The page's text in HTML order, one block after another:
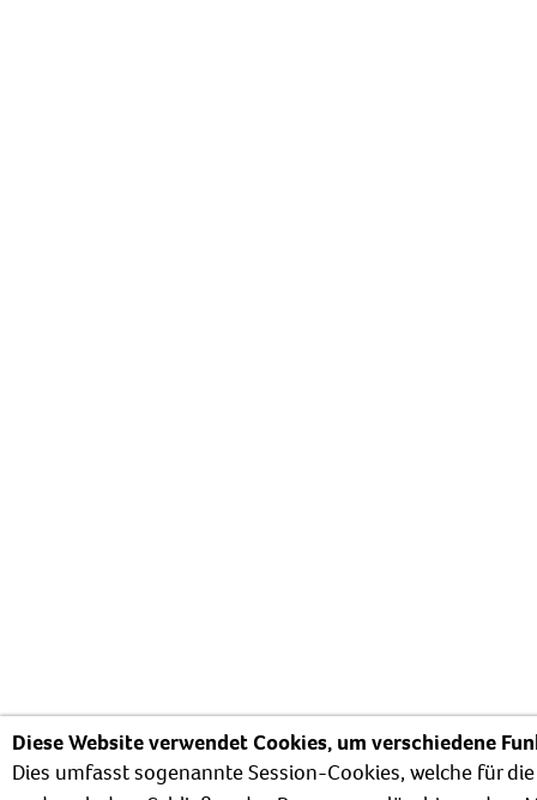
Diese Website verwendet Cookies, um verschiedene
Dies umfasst sogenannte Session-Cookies, welche für